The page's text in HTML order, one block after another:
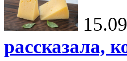
рассказала,